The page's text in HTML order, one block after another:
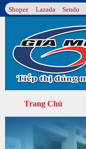
Shopee Lazada Sendo
Trang Chủ